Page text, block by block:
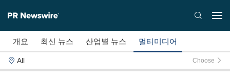
개요 최신 뉴스 산업별 뉴스 멀티미디어
All Choose